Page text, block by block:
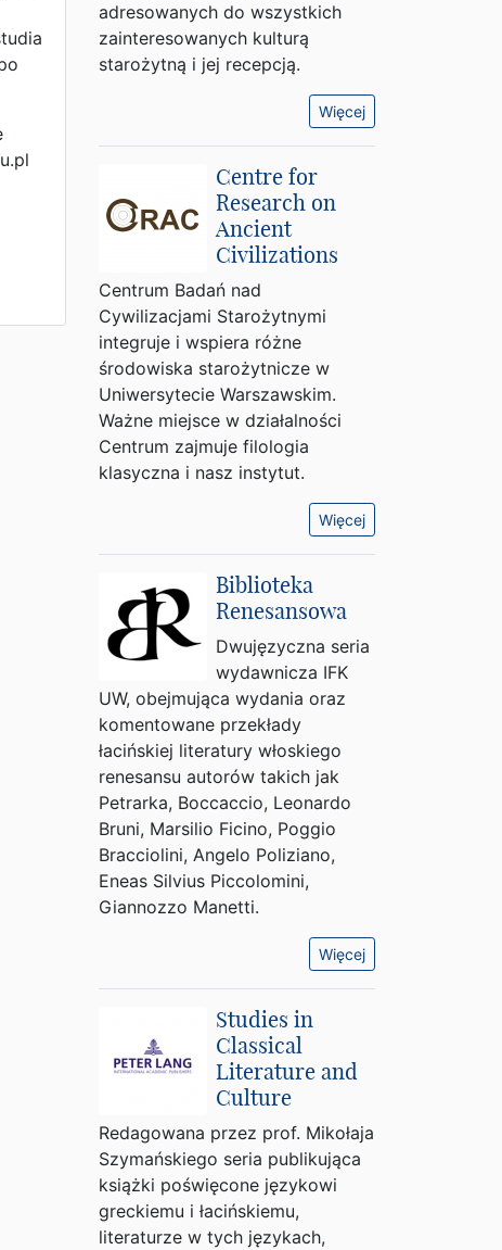
adresowanych do wszystkich
zainteresowanych kulturą
starożytną i jej recepcją.
Więcej
Centre for
Research on
Ancient
Civilizations
Centrum Badań nad
Cywilizacjami Starożytnymi
integruje i wspiera różne
środowiska starożytnicze w
Uniwersytecie Warszawskim.
Ważne miejsce w działalności
Centrum zajmuje filologia
klasyczna i nasz instytut.
Więcej
Biblioteka
Renesansowa
Dwujęzyczna seria
wydawnicza IFK
UW, obejmująca wydania oraz
komentowane przekłady
łacińskiej literatury włoskiego
renesansu autorów takich jak
Petrarka, Boccaccio, Leonardo
Bruni, Marsilio Ficino, Poggio
Bracciolini, Angelo Poliziano,
Eneas Silvius Piccolomini,
Giannozzo Manetti.
Więcej
Studies in
Classical
Literature and
Culture
Redagowana przez prof. Mikołaja
Szymańskiego seria publikująca
książki poświęcone językowi
greckiemu i łacińskiemu,
literaturze w tych językach,